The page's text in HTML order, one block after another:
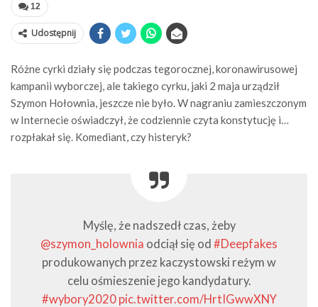
12
Udostępnij
Różne cyrki działy się podczas tegorocznej, koronawirusowej
kampanii wyborczej, ale takiego cyrku, jaki 2 maja urządził
Szymon Hołownia, jeszcze nie było. W nagraniu zamieszczonym
w Internecie oświadczył, że codziennie czyta konstytucję i…
rozpłakał się. Komediant, czy histeryk?
Myślę, że nadszedł czas, żeby
@szymon_holownia odciął się od #Deepfakes
produkowanych przez kaczystowski reżym w
celu ośmieszenie jego kandydatury.
#wybory2020 pic.twitter.com/HrtIGwwXNY